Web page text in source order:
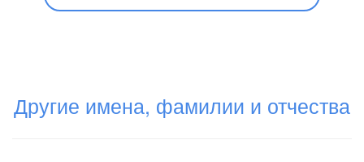
Другие имена, фамилии и отчества